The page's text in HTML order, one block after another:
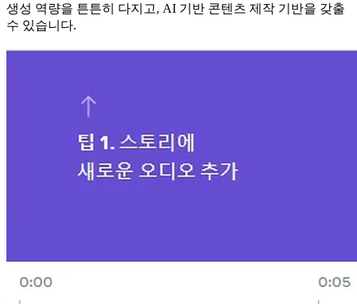
생성 역량을 튼튼히 다지고, AI 기반 콘텐츠 제작 기반을 갖출
수 있습니다.